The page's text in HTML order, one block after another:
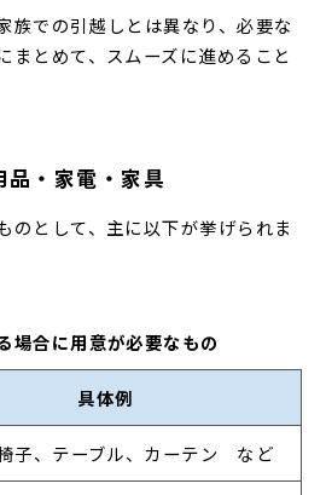
族での引越しとは異なり、必要な
まとめて、スムーズに進めること
品・家電・家具
のとして、主に以下が挙げられま
合に用意が必要なもの
具体例
子、テーブル、カーテン など